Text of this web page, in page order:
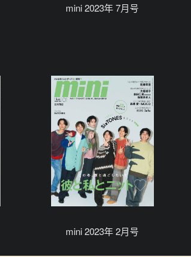
mini 2023年 7月号
mini 2023年 2月号